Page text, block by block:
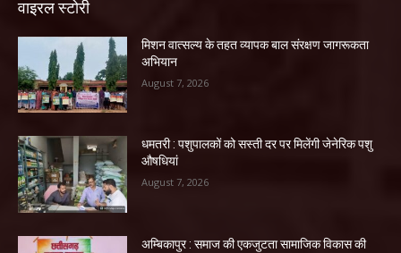
वाइरल स्टोरी
मिशन वात्सल्य के तहत व्यापक बाल संरक्षण जागरूकता
अभियान
August 7, 2026
धमतरी : पशुपालकों को सस्ती दर पर मिलेंगी जेनेरिक पशु
औषधियां
August 7, 2026
अम्बिकापुर : समाज की एकजुटता सामाजिक विकास की